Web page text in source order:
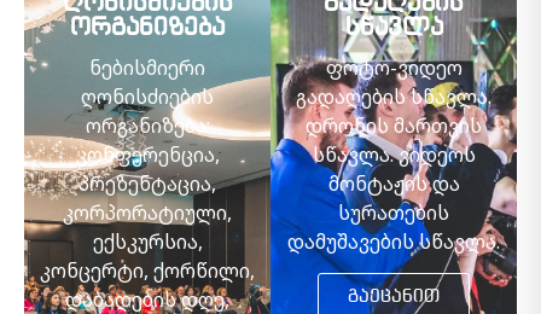
ორგანიზება
ნებისმიერი
ღონისძიების
ორგანიზება:
კონფერენცია,
პრეზენტაცია,
კორპორატიული,
ექსკურსია,
კონცერტი, ქორწილი,
დაბადების დღე,
სწავლა
ფოტო-ვიდეო
გადაღების სწავლა.
დრონის მართვის
სწავლა. ვიდეოს
მონტაჟის და
სურათების
დამუშავების სწავლა.
გაეცანით